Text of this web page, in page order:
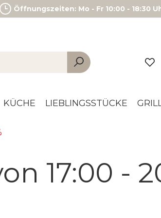
Öffnungszeiten: Mo - Fr 10:00 - 18:30
KÜCHE LIEBLINGSSTÜCKE
17:00 -